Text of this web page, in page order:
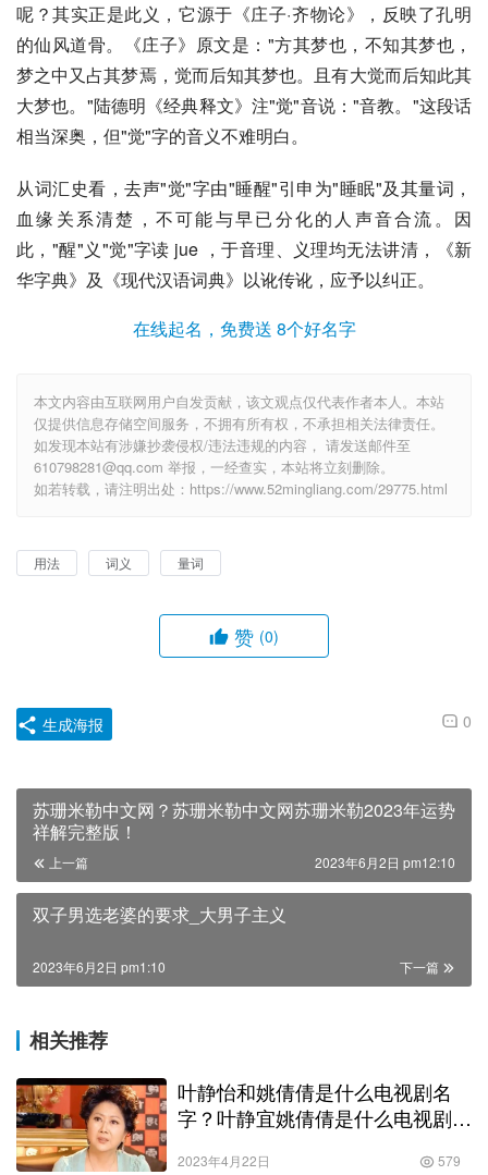
呢？其实正是此义，它源于《庄子·齐物论》，反映了孔明
的仙风道骨。《庄子》原文是："方其梦也，不知其梦也，
梦之中又占其梦焉，觉而后知其梦也。且有大觉而后知此其
大梦也。"陆德明《经典释文》注"觉"音说："音教。"这段话
相当深奥，但"觉"字的音义不难明白。
从词汇史看，去声"觉"字由"睡醒"引申为"睡眠"及其量词，
血缘关系清楚，不可能与早已分化的人声音合流。因
此，"醒"义"觉"字读 jue ，于音理、义理均无法讲清，《新
华字典》及《现代汉语词典》以讹传讹，应予以纠正。
在线起名，免费送 8个好名字
本文内容由互联网用户自发贡献，该文观点仅代表作者本人。本站
仅提供信息存储空间服务，不拥有所有权，不承担相关法律责任。
如发现本站有涉嫌抄袭侵权/违法违规的内容， 请发送邮件至
610798281@qq.com 举报，一经查实，本站将立刻删除。
如若转载，请注明出处：https://www.52mingliang.com/29775.html
用法 词义 量词
赞 (0)
0
生成海报
苏珊米勒中文网？苏珊米勒中文网苏珊米勒2023年运势
祥解完整版！
上一篇 2023年6月2日 pm12:10
双子男选老婆的要求_大男子主义
下一篇
2023年6月2日 pm1:10
相关推荐
叶静怡和姚倩倩是什么电视剧名
字？叶静宜姚倩倩是什么电视剧女
2023年4月22日 579